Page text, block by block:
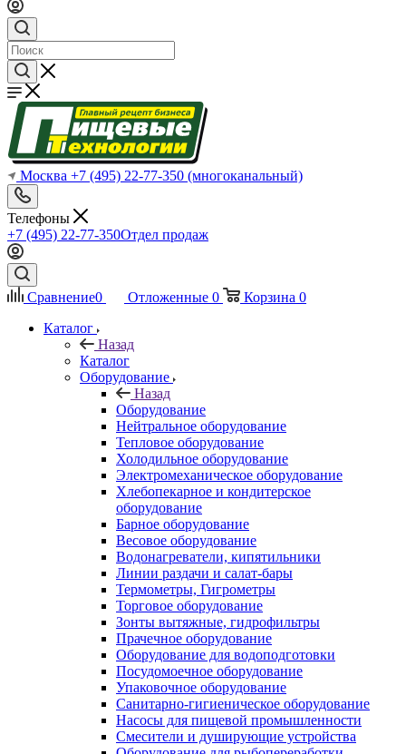
Москва +7 (495) 22-77-350 (многоканальный)
Телефоны
+7 (495) 22-77-350Отдел продаж
Сравнение0 Отложенные 0 Корзина 0
Каталог
Назад
Каталог
Оборудование
Назад
Оборудование
Нейтральное оборудование
Тепловое оборудование
Холодильное оборудование
Электромеханическое оборудование
Хлебопекарное и кондитерское
оборудование
Барное оборудование
Весовое оборудование
Водонагреватели, кипятильники
Линии раздачи и салат-бары
Термометры, Гигрометры
Торговое оборудование
Зонты вытяжные, гидрофильтры
Прачечное оборудование
Оборудование для водоподготовки
Посудомоечное оборудование
Упаковочное оборудование
Санитарно-гигиеническое оборудование
Насосы для пищевой промышленности
Смесители и душирующие устройства